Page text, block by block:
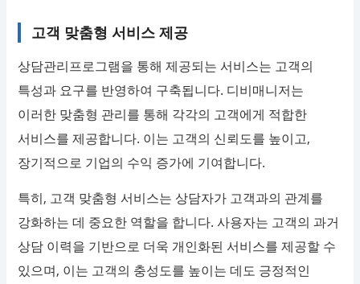
고객 맞춤형 서비스 제공
상담관리프로그램을 통해 제공되는 서비스는 고객의
특성과 요구를 반영하여 구축됩니다. 디비매니저는
이러한 맞춤형 관리를 통해 각각의 고객에게 적합한
서비스를 제공합니다. 이는 고객의 신뢰도를 높이고,
장기적으로 기업의 수익 증가에 기여합니다.
특히, 고객 맞춤형 서비스는 상담자가 고객과의 관계를
강화하는 데 중요한 역할을 합니다. 사용자는 고객의 과거
상담 이력을 기반으로 더욱 개인화된 서비스를 제공할 수
있으며, 이는 고객의 충성도를 높이는 데도 긍정적인